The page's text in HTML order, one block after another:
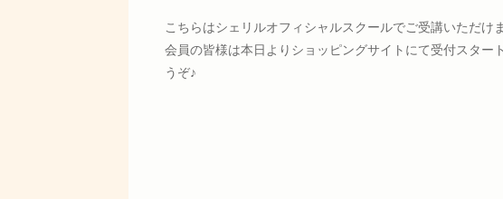
こちらはシェリルオフィシャルスクールでご受講いただけま
会員の皆様は本日よりショッピングサイトにて受付スタ
うぞ♪